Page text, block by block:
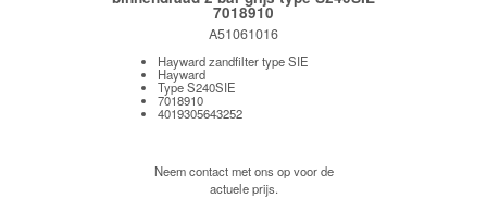
7018910
A51061016
Hayward zandfilter type SIE
Hayward
Type S240SIE
7018910
4019305643252
Neem contact met ons op voor de
actuele prijs.